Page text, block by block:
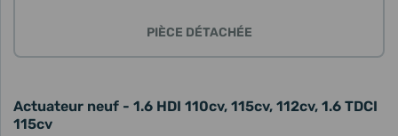
PIÈCE DÉTACHÉE
Actuateur neuf - 1.6 HDI 110cv, 115cv, 112cv, 1.6 TDCI
115cv